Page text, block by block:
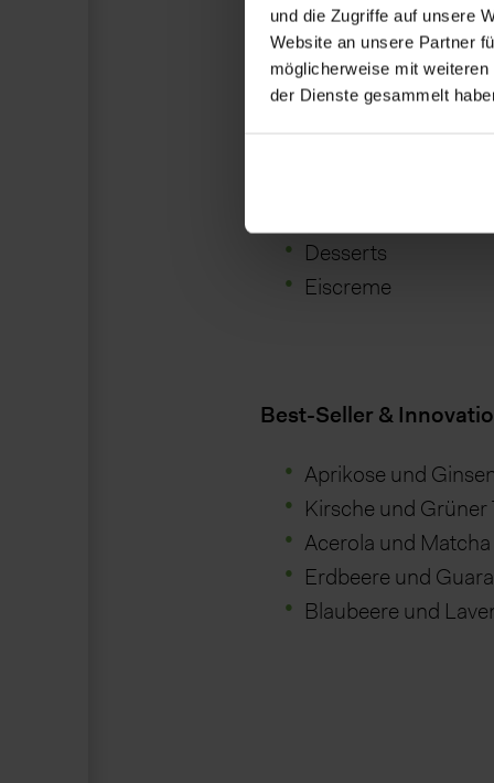
und die Zugriffe auf unsere
Website an unsere Partner
möglicherweise mit
der Dienste gesammelt
Applikationen:
Milchprodukte und
Desserts
Eiscreme
Best-Seller &
Aprikose und
Kirsche und Grüner
Acerola und Matcha
Erdbeere und
Blaubeere und